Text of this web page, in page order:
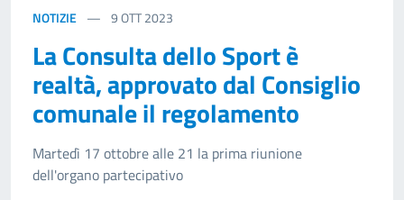
NOTIZIE 9OTT 2023
La Consulta dello Sport è
realtà, approvato dal Consiglio
comunale il regolamento
Martedì 17 ottobre alle 21 la prima riunione
dell'organo partecipativo